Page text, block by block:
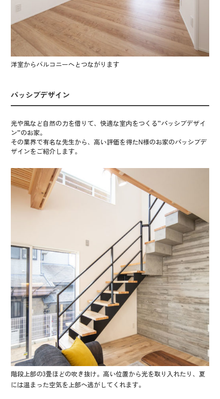
洋室からバルコニーへとつながります
パッシブデザイン
光や風など自然の力を借りて、快適な室内をつくる”パッシブデザイ
ン”のお家。
その業界で有名な先生から、高い評価を得たN様のお家のパッシブデ
ザインをご紹介します。
階段上部の3畳ほどの吹き抜け。高い位置から光を取り入れたり、夏
には温まった空気を上部へ逃がしてくれます。